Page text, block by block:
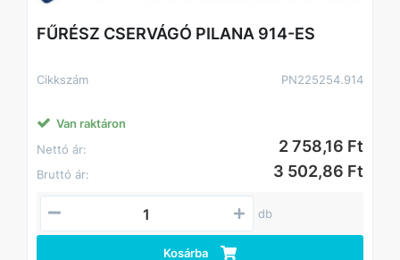
FŰRÉSZ CSERVÁGÓ PILANA 914-ES
Cikkszám PN225254.914
Van raktáron
Nettó ár:
2 758,16 Ft
Bruttó ár: 3 502,86 Ft
db
Kosárba